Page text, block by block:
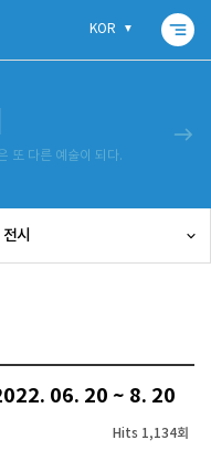
KOR segment
또 다른 예술이 되다.
east
전시
06. 20 ~ 8. 20
Hits 1,134회